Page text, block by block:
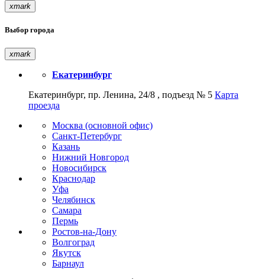
xmark
Выбор города
xmark
Екатеринбург
Екатеринбург, пр. Ленина, 24/8 , подъезд № 5 Карта
проезда
Москва (основной офис)
Санкт-Петербург
Казань
Нижний Новгород
Новосибирск
Краснодар
Уфа
Челябинск
Самара
Пермь
Ростов-на-Дону
Волгоград
Якутск
Барнаул